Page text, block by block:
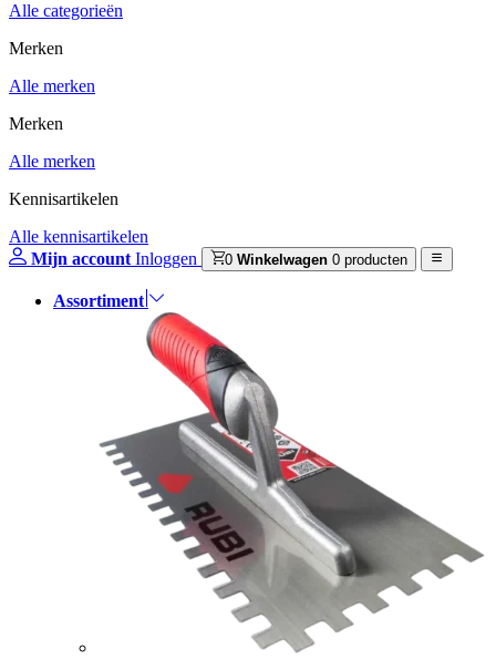
Alle categorieën
Merken
Alle merken
Merken
Alle merken
Kennisartikelen
Alle kennisartikelen
Mijn account Inloggen 0 Winkelwagen 0 producten
Assortiment